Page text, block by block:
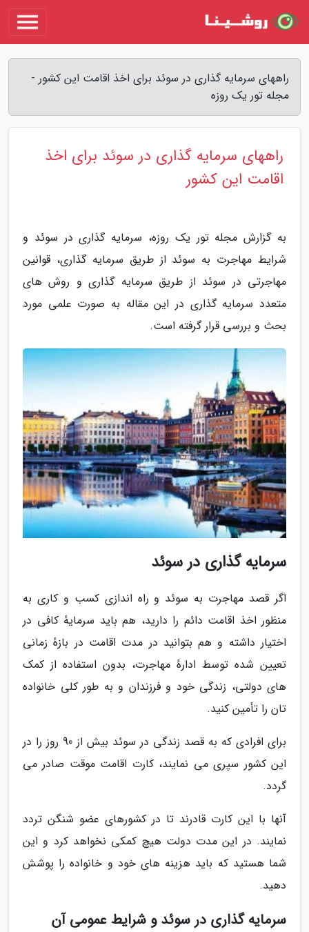
راههای سرمایه گذاری در سوئد برای اخذ اقامت این کشور -
مجله تور یک روزه
راههای سرمایه گذاری در سوئد برای اخذ
اقامت این کشور
به گزارش مجله تور یک روزه، سرمایه گذاری در سوئد و
شرایط مهاجرت به سوئد از طریق سرمایه گذاری، قوانین
مهاجرتی در سوئد از طریق سرمایه گذاری و روش های
متعدد سرمایه گذاری در این مقاله به صورت علمی مورد
بحث و بررسی قرار گرفته است.
سرمایه گذاری در سوئد
اگر قصد مهاجرت به سوئد و راه اندازی کسب و کاری به
منظور اخذ اقامت دائم را دارید، هم باید سرمایهٔ کافی در
اختیار داشته و هم بتوانید در مدت اقامت در بازهٔ زمانی
تعیین شده توسط ادارهٔ مهاجرت، بدون استفاده از کمک
های دولتی، زندگی خود و فرزندان و به طور کلی خانواده
تان را تأمین کنید.
برای افرادی که به قصد زندگی در سوئد بیش از 90 روز را در
این کشور سپری می نمایند، کارت اقامت موقت صادر می
گردد.
آنها با این کارت قادرند تا در کشورهای عضو شنگن تردد
نمایند. در این مدت دولت هیچ کمکی نخواهد کرد و این
شما هستید که باید هزینه های خود و خانواده را پوشش
دهید.
سرمایه گذاری در سوئد و شرایط عمومی آن